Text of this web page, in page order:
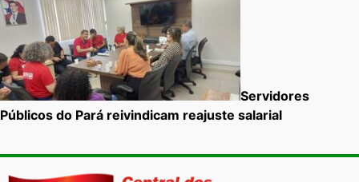
Servidores
Públicos do Pará reivindicam reajuste salarial